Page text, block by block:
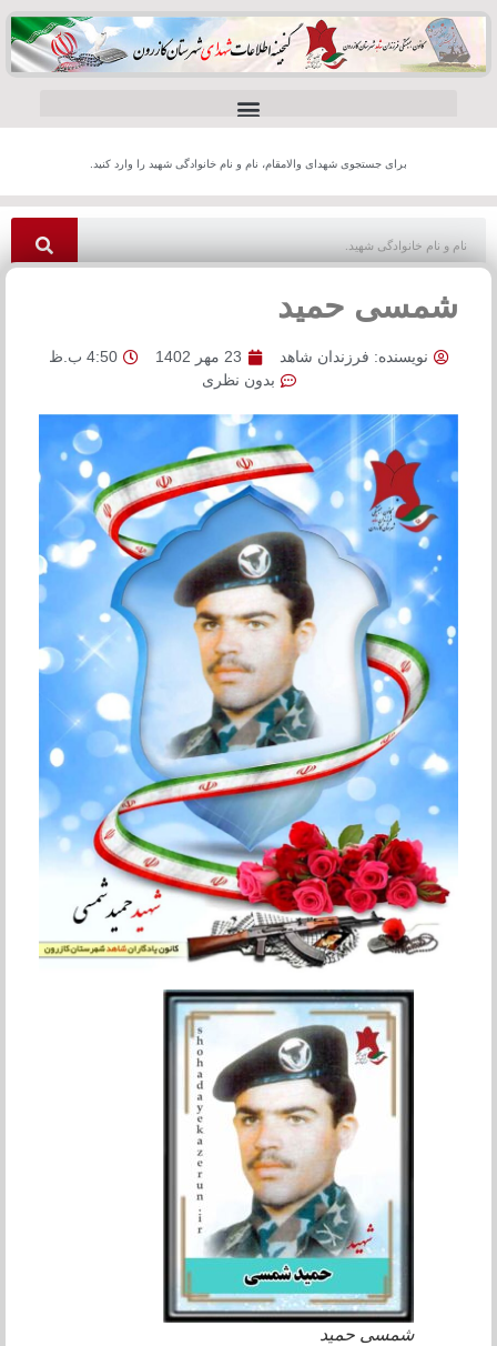
برای جستجوی شهدای والامقام، نام و نام خانوادگی شهید را وارد کنید.
شمسی حمید
نویسنده: فرزندان شاهد 23 مهر 1402
4:50 ب.ظ
بدون نظری
شمسی حمید